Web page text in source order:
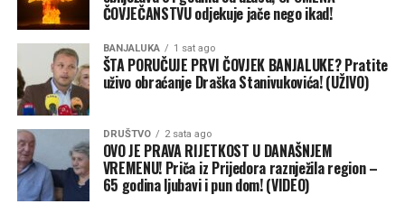
postoji nekoliko oštro suprotstavljenih struja:
Sa skenerima koji garantuju da će se brojati samo stvarni
glasovi birača, prijedorski SNSD ulazi u izbornu noć sa
ogromnim strepnjama. Prijedorčani će na ovim izborima
poslati jasnu poruku — godine uništavanja grada,
ekoloških katastrofa i ignorisanja naroda stižu na
naplatu, a rat za poslaničke klupe mogao bi označiti
konačni politički debakl prijedorskih socijaldemokrata.
zvanično oglasilo povodom ovih navoda.
ČOVJEČANSTVU odjekuje jače nego ikad!
BANJALUKA 1 sat ago
ŠTA PORUČUJE PRVI ČOVJEK BANJALUKE? Pratite
uživo obraćanje Draška Stanivukovića! (UŽIVO)
DRUŠTVO 2 sata ago
OVO JE PRAVA RIJETKOST U DANAŠNJEM
VREMENU! Priča iz Prijedora raznježila region –
65 godina ljubavi i pun dom! (VIDEO)